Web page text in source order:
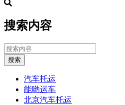
搜索内容
搜索
汽车托运
能哟运车
北京汽车托运